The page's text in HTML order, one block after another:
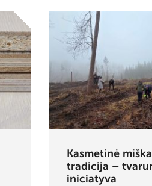
Kasmetinė
tradicija –
iniciatyva